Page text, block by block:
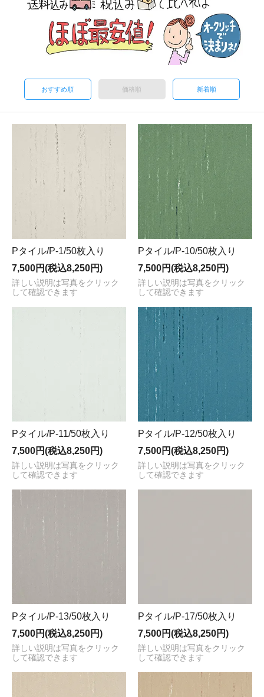
おすすめ順 価格順 新着順
Pタイル/P-1/50枚入り
7,500円(税込8,250円)
詳しい説明は写真をクリック
して確認できます
Pタイル/P-10/50枚入り
7,500円(税込8,250円)
詳しい説明は写真をクリック
して確認できます
Pタイル/P-11/50枚入り
7,500円(税込8,250円)
詳しい説明は写真をクリック
して確認できます
Pタイル/P-12/50枚入り
7,500円(税込8,250円)
詳しい説明は写真をクリック
して確認できます
Pタイル/P-13/50枚入り
7,500円(税込8,250円)
詳しい説明は写真をクリック
して確認できます
Pタイル/P-17/50枚入り
7,500円(税込8,250円)
詳しい説明は写真をクリック
して確認できます